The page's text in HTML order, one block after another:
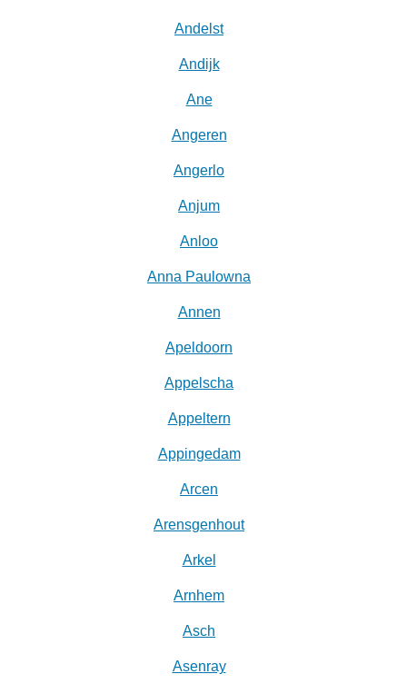
Andelst
Andijk
Ane
Angeren
Angerlo
Anjum
Anloo
Anna Paulowna
Annen
Apeldoorn
Appelscha
Appeltern
Appingedam
Arcen
Arensgenhout
Arkel
Arnhem
Asch
Asenray